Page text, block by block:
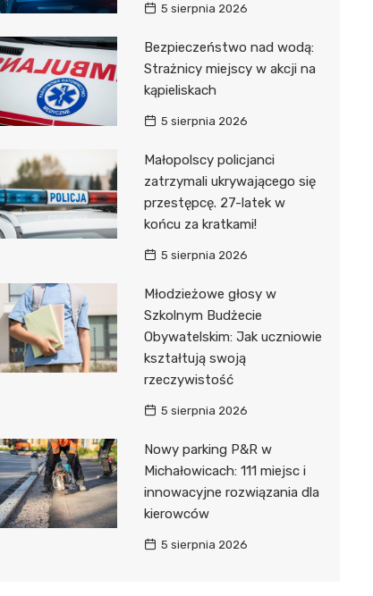
5 sierpnia 2026
Bezpieczeństwo nad wodą:
Strażnicy miejscy w akcji na
kąpieliskach
5 sierpnia 2026
Małopolscy policjanci
zatrzymali ukrywającego się
przestępcę. 27-latek w
końcu za kratkami!
5 sierpnia 2026
Młodzieżowe głosy w
Szkolnym Budżecie
Obywatelskim: Jak uczniowie
kształtują swoją
rzeczywistość
5 sierpnia 2026
Nowy parking P&R w
Michałowicach: 111 miejsc i
innowacyjne rozwiązania dla
kierowców
5 sierpnia 2026